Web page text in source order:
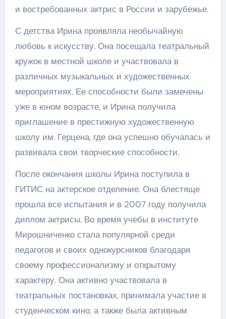
и востребованных актрис в России и зарубежье.
С детства Ирина проявляла необычайную
любовь к искусству. Она посещала театральный
кружок в местной школе и участвовала в
различных музыкальных и художественных
мероприятиях. Ее способности были замечены
уже в юном возрасте, и Ирина получила
приглашение в престижную художественную
школу им. Герцена, где она успешно обучалась и
развивала свои творческие способности.
После окончания школы Ирина поступила в
ГИТИС на актерское отделение. Она блестяще
прошла все испытания и в 2007 году получила
диплом актрисы. Во время учебы в институте
Мирошниченко стала популярной среди
педагогов и своих однокурсников благодаря
своему профессионализму и открытому
характеру. Она активно участвовала в
театральных постановках, принимала участие в
студенческом кино, а также была активным